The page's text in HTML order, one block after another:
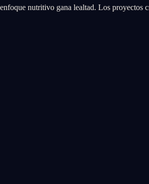
nutritivo gana lealtad. Los proyectos